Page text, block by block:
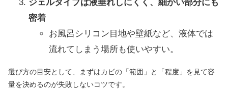
ジェルタイプは液垂れしにくく、細かい部分にも
密着
お風呂シリコン目地や壁紙など、液体では
流れてしまう場所も使いやすい。
選び方の目安として、まずはカビの「範囲」と「程度」を見て容
量を決めるのが失敗しないコツです。